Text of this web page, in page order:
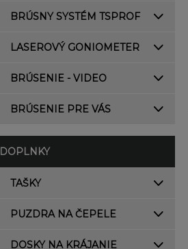
BRÚSNY SYSTÉM TSPROF
LASEROVÝ GONIOMETER
BRÚSENIE - VIDEO
BRÚSENIE PRE VÁS
DOPLNKY
TAŠKY
PUZDRA NA ČEPELE
DOSKY NA KRÁJANIE